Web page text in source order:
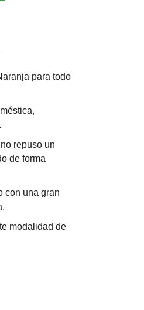
para todo
repuso un
de forma
con una gran
modalidad de